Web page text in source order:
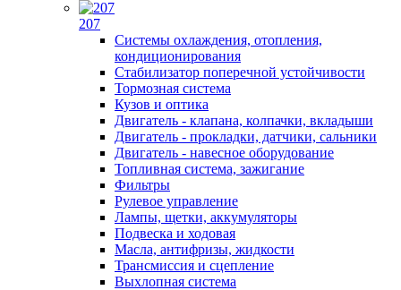
207
Системы охлаждения, отопления,
кондиционирования
Стабилизатор поперечной устойчивости
Тормозная система
Кузов и оптика
Двигатель - клапана, колпачки, вкладыши
Двигатель - прокладки, датчики, сальники
Двигатель - навесное оборудование
Топливная система, зажигание
Фильтры
Рулевое управление
Лампы, щетки, аккумуляторы
Подвеска и ходовая
Масла, антифризы, жидкости
Трансмиссия и сцепление
Выхлопная система